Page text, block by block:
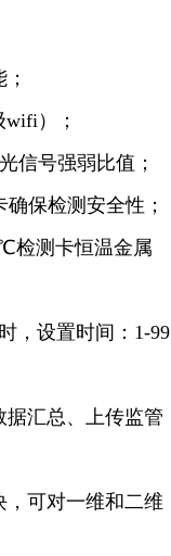
）；
信号强弱比值；
保检测安全性；
检测卡恒温金属
，设置时间：1-99
据汇总、上传监管
，可对一维和二维